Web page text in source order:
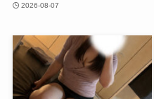
2026-08-07